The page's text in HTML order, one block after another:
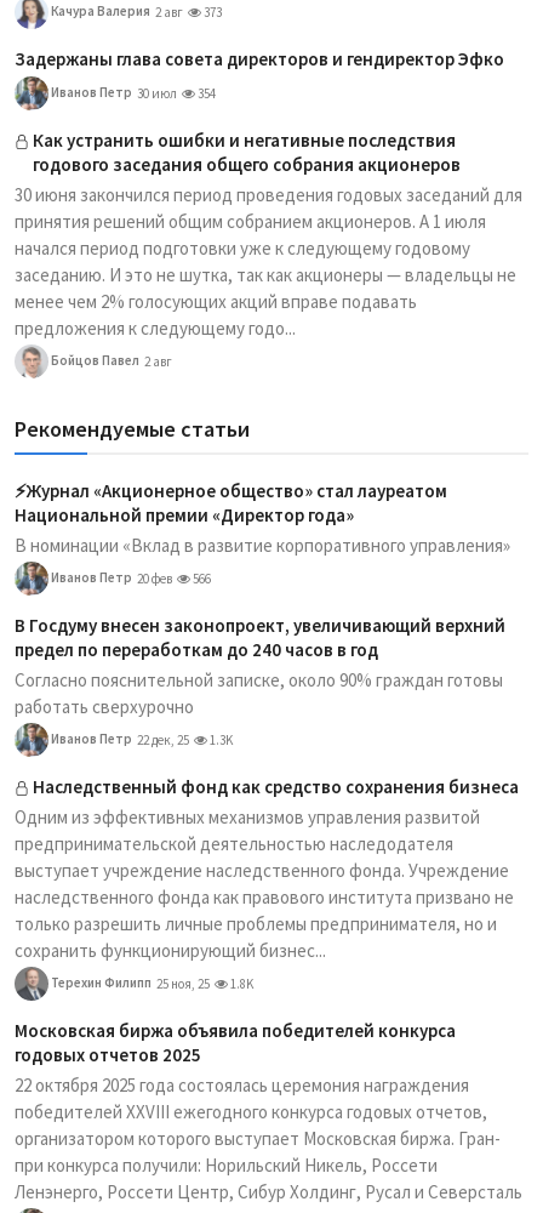
Качура Валерия 2 авг 373
Задержаны глава совета директоров и гендиректор Эфко
Иванов Петр 30 июл 354
Как устранить ошибки и негативные последствия
годового заседания общего собрания акционеров
30 июня закончился период проведения годовых заседаний для
принятия решений общим собранием акционеров. А 1 июля
начался период подготовки уже к следующему годовому
заседанию. И это не шутка, так как акционеры — владельцы не
менее чем 2% голосующих акций вправе подавать
предложения к следующему годо...
Бойцов Павел 2 авг
Рекомендуемые статьи
⚡️Журнал «Акционерное общество» стал лауреатом
Национальной премии «Директор года»
В номинации «Вклад в развитие корпоративного управления»
Иванов Петр 20 фев 566
В Госдуму внесен законопроект, увеличивающий верхний
предел по переработкам до 240 часов в год
Согласно пояснительной записке, около 90% граждан готовы
работать сверхурочно
Иванов Петр 22 дек, 25 1.3K
Наследственный фонд как средство сохранения бизнеса
Одним из эффективных механизмов управления развитой
предпринимательской деятельностью наследодателя
выступает учреждение наследственного фонда. Учреждение
наследственного фонда как правового института призвано не
только разрешить личные проблемы предпринимателя, но и
сохранить функционирующий бизнес...
Терехин Филипп 25 ноя, 25 1.8K
Московская биржа объявила победителей конкурса
годовых отчетов 2025
22 октября 2025 года состоялась церемония награждения
победителей XXVIII ежегодного конкурса годовых отчетов,
организатором которого выступает Московская биржа. Гран-
при конкурса получили: Норильский Никель, Россети
Ленэнерго, Россети Центр, Сибур Холдинг, Русал и Северсталь